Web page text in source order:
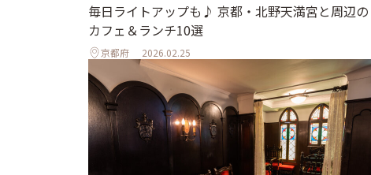
毎日ライトアップも♪ 京都・北野天満宮と周辺の
カフェ＆ランチ10選
京都府 2026.02.25